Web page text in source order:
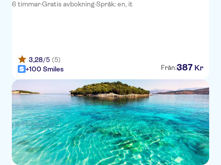
Martiness
Royal G Hotel and Spa
Henry Resort & Spa
Merar
Bonita
6 timmar·Gratis avbokning·Språk: en, it
3,28/5 (5)
+100 Smiles
Från:387 Kr